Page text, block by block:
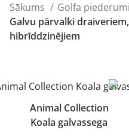
Sākums Golfa piederumi
Galvu pārvalki
hibrīddzinējiem
Animal Collection
Koala galvassega